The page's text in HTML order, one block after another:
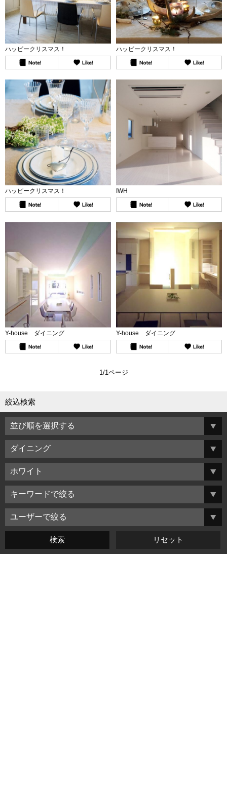
ハッピークリスマス！ ハッピークリスマス！
ハッピークリスマス！ IWH
Y-house ダイニング Y-house ダイニング
1/1ページ
絞込検索